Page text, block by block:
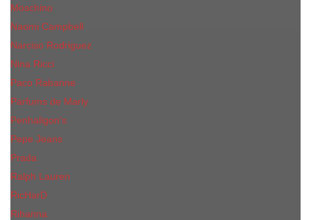
Mоsсhino
Naomi Campbell
Narciso Rodriguez
Nina Ricci
Paco Rabanne
Parfums de Marly
Penhaligon's
Pepe Jeans
Prada
Ralph Lauren
RicHarD
Rihanna